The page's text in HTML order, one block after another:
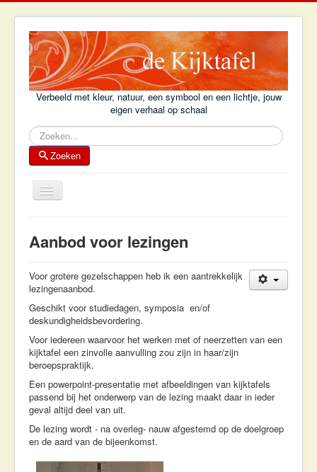
Verbeeld met kleur, natuur, een symbool en een lichtje, jouw
eigen verhaal op schaal
Zoeken
Zoeken
Schakelen
Achtergrond
Kijktafelboek
Kijktafel-voorbeelden
Workshops & Lezingen
Contact
Aanbod voor lezingen
Voor grotere gezelschappen heb ik een aantrekkelijk
lezingenaanbod.
Geschikt voor studiedagen, symposia en/of
deskundigheidsbevordering.
Voor iedereen waarvoor het werken met of neerzetten van een
kijktafel een zinvolle aanvulling zou zijn in haar/zijn
beroepspraktijk.
Een powerpoint-presentatie met afbeeldingen van kijktafels
passend bij het onderwerp van de lezing maakt daar in ieder
geval altijd deel van uit.
De lezing wordt - na overleg- nauw afgestemd op de doelgroep
en de aard van de bijeenkomst.